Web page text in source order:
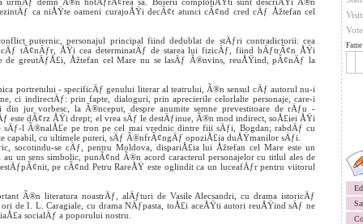
ca niÅŸte oameni curajoÅŸi decÃ¢t atunci cÃ¢nd cred cÄƒ Åžtefan cel
puternic, personajul principal fiind dedublat de stÄƒri contradictorii: cea
tÃ¢nÄƒr, ÅŸi cea determinatÄƒ de starea lui fizicÄƒ, fiind bÄƒtrÃ¢n ÅŸi
de greutÄƒÅ£i, Åžtefan cel Mare nu se lasÄƒ Ã®nvins, reuÅŸind, pÃ¢nÄƒ la
portretului - specificÄƒ genului literar al teatrului, Ã®n sensul cÄƒ autorul nu-i
ci indirectÄƒ: prin fapte, dialoguri, prin aprecierile celorlalte personaje, care-i
jur vorbesc, la Ã®nceput, despre anumite semne prevestitoare de rÄƒu -
este dÃ¢rz ÅŸi drept; el vrea sÄƒ le destÄƒinue, Ã®n mod indirect, soÅ£iei ÅŸi
sÄƒ-l Ã®nalÅ£e pe tron pe cel mai vrednic dintre fiii sÄƒi, Bogdan; rabdÄƒ cu
capabil, cu ultimele puteri, sÄƒ Ã®nfrÃ¢ngÄƒ opoziÅ£ia duÅŸmanilor sÄƒi.
socotindu-se cÄƒ, pentru Moldova, dispariÅ£ia lui Åžtefan cel Mare este un
un sens simbolic, punÃ¢nd Ã®n acord caracterul personajelor cu titlul ales de
pe cÃ¢nd Petru RareÅŸ este oglindit ca un luceafÄƒr pentru viitorul
Ã®n literatura noastrÄƒ, alÄƒturi de Vasile Alecsandri, cu drama istoricÄƒ
de I. L. Caragiale, cu drama NÄƒpasta, toÅ£i aceÅŸti autori reuÅŸind sÄƒ ne
socialÄƒ a poporului nostru.